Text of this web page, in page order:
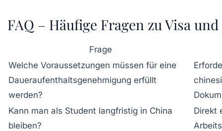
FAQ – Häufige Fragen zu Visa
Frage
Welche Voraussetzungen müssen für eine
Daueraufenthaltsgenehmigung erfüllt
werden?
Kann man als Student langfristig in China
bleiben?
Direkt